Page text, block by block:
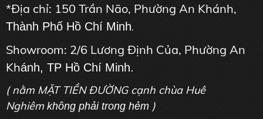
*Địa chỉ: 150 Trần Não, Phường An Khánh,
Thành Phố Hồ Chí Minh.
Showroom: 2/6 Lương Định Của, Phường An
Khánh, TP Hồ Chí Minh.
( nằm MẶT TIỀN ĐƯỜNG cạnh chùa Huê
Nghiêm không phải trong hẻm )